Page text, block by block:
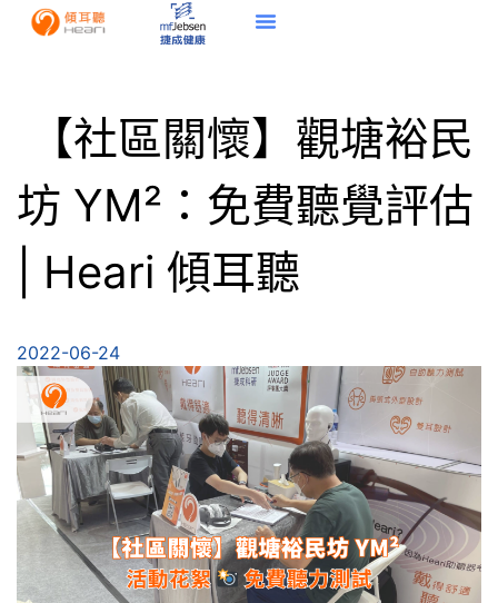
【社區關懷】觀塘裕民
坊 YM²：免費聽覺評估
| Heari 傾耳聽
2022-06-24